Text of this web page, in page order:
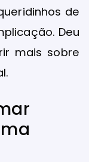
de
Deu
mais sobre